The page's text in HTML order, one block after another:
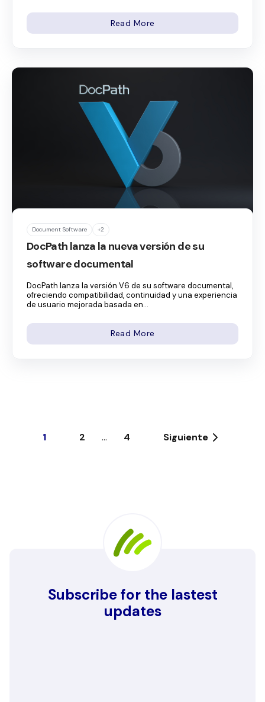
Read More
Document Software +2
DocPath lanza la nueva versión de su
software documental
DocPath lanza la versión V6 de su software documental,
ofreciendo compatibilidad, continuidad y una experiencia
de usuario mejorada basada en...
Read More
1 2 ... 4 Siguiente
Subscribe for the lastest
updates